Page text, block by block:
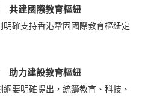
共建國際教育樞紐
明確支持香港鞏固國際教育樞紐定
助力建設教育樞紐
要明確提出，統籌教育、科技、